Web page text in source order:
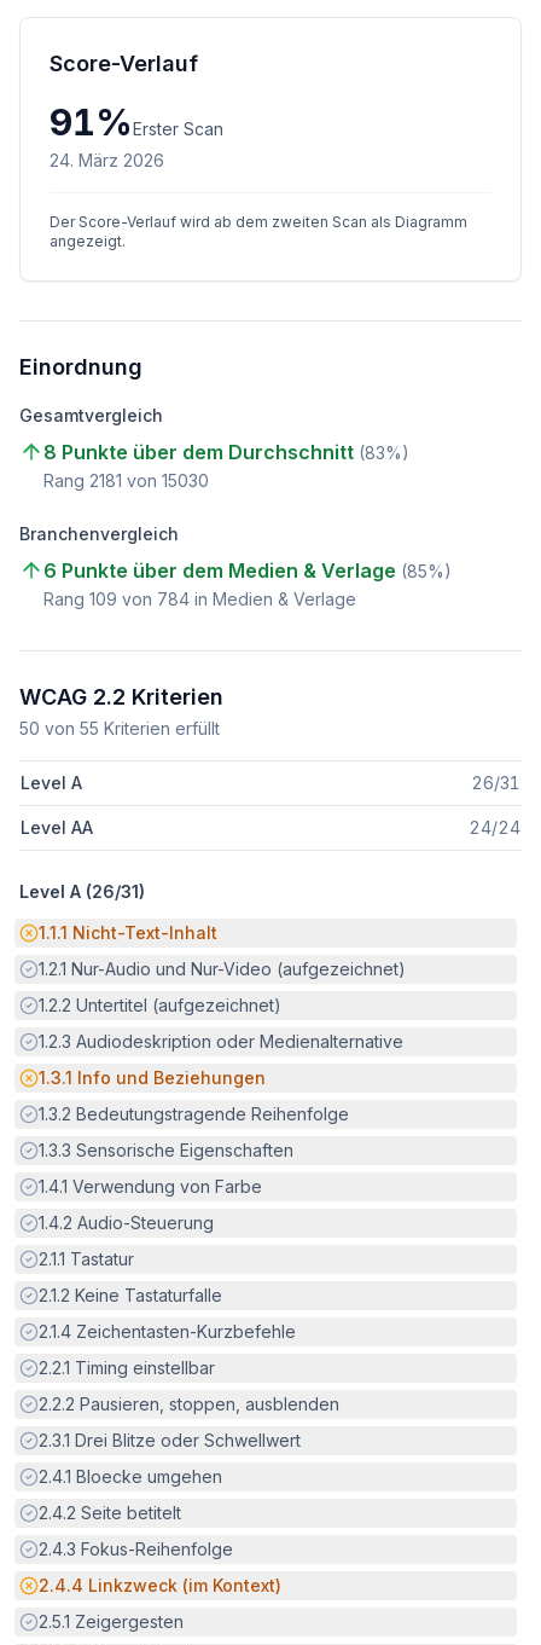
Score-Verlauf
91%Erster Scan
24. März 2026
Der Score-Verlauf wird ab dem zweiten Scan als Diagramm
angezeigt.
Einordnung
Gesamtvergleich
8 Punkte über dem Durchschnitt (83%)
Rang 2181 von 15030
Branchenvergleich
6 Punkte über dem Medien & Verlage (85%)
Rang 109 von 784 in Medien & Verlage
WCAG 2.2 Kriterien
50 von 55 Kriterien erfüllt
Level A 26/31
Level AA 24/24
Level A (26/31)
Potenzielle Barriere:
1.1.1 Nicht-Text-Inhalt
Erfüllt:
1.2.1 Nur-Audio und Nur-Video (aufgezeichnet)
Erfüllt:
1.2.2 Untertitel (aufgezeichnet)
Erfüllt:
1.2.3 Audiodeskription oder Medienalternative
Potenzielle Barriere:
1.3.1 Info und Beziehungen
Erfüllt:
1.3.2 Bedeutungstragende Reihenfolge
Erfüllt:
1.3.3 Sensorische Eigenschaften
Erfüllt:
1.4.1 Verwendung von Farbe
Erfüllt:
1.4.2 Audio-Steuerung
Erfüllt:
2.1.1 Tastatur
Erfüllt:
2.1.2 Keine Tastaturfalle
Erfüllt:
2.1.4 Zeichentasten-Kurzbefehle
Erfüllt:
2.2.1 Timing einstellbar
Erfüllt:
2.2.2 Pausieren, stoppen, ausblenden
Erfüllt:
2.3.1 Drei Blitze oder Schwellwert
Erfüllt:
2.4.1 Bloecke umgehen
Erfüllt:
2.4.2 Seite betitelt
Erfüllt:
2.4.3 Fokus-Reihenfolge
Potenzielle Barriere:
2.4.4 Linkzweck (im Kontext)
Erfüllt:
2.5.1 Zeigergesten